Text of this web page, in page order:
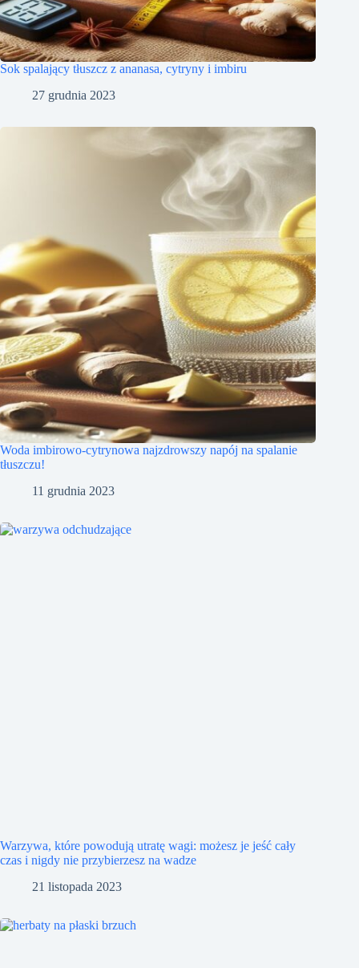
Sok spalający tłuszcz z ananasa, cytryny i imbiru
27 grudnia 2023
Woda imbirowo-cytrynowa najzdrowszy napój na spalanie
tłuszczu!
11 grudnia 2023
Warzywa, które powodują utratę wagi: możesz je jeść cały
czas i nigdy nie przybierzesz na wadze
21 listopada 2023